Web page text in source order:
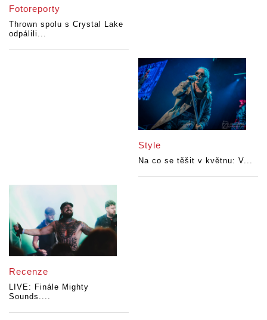
Fotoreporty
Thrown spolu s Crystal Lake
odpálili...
Style
Na co se těšit v květnu: V...
Recenze
LIVE: Finále Mighty
Sounds....